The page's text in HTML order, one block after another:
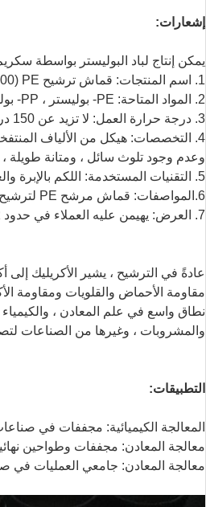
إشعارات:
يمكن إنتاج لباد البوليستر بواسطة سكريم عادي
1. اسم المنتجات: قماش ترشيح PE (1-200 ميكرون) / PP (1-200 ميكرون) لترشيح السائل
2. المواد المتاحة: PE- بوليستر ، PP- بولي بروبيلين
3. درجة حرارة العمل: لا تزيد عن 150 درجة مئوية
4. التخصصات: هيكل من الألياف
وعدم وجود تلوث سائل ، ومتانة
5. التقنيات المستخدمة: اللكم بالإبرة والغناء وتقنية التلميع بالضغط.
6.المواصفات: قماش مرشح PE لترشيح السائل: 1-200 ميكرون ؛قماش مرشح PP لإسقاط ضغط السائل
7. العرض: يهيمن عليه العملاء في حدود 2.2 متر
مقاومة الأحماض والقلويات ومقاومة
نطاق واسع في علم المعادن ، والكيمياء
والمشروبات ، وغيرها من الصناعات
التطبيقات:
المعالجة الكيميائية: مجففات في
معالجة المعادن: مجففات وطواحين
معالجة المعادن: جامعي العمليات في